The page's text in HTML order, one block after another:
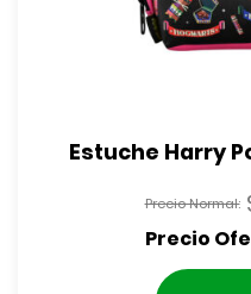
Estuche Harry